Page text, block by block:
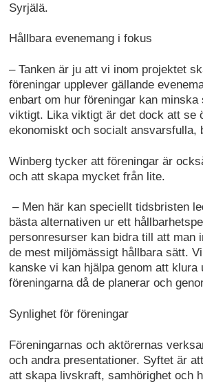
Syrjälä.
Hållbara evenemang i fokus
– Tanken är ju att vi inom projektet
föreningar upplever gällande
enbart om hur föreningar kan
viktigt. Lika viktigt är det dock att se
ekonomiskt och socialt ansvarsfulla,
Winberg tycker att föreningar är
och att skapa mycket från lite.
– Men här kan speciellt tidsbristen
bästa alternativen ur ett
personresurser kan bidra till att man
de mest miljömässigt hållbara sätt.
kanske vi kan hjälpa genom att
föreningarna då de planerar och
Synlighet för föreningar
Föreningarnas och aktörernas
och andra presentationer. Syftet är
att skapa livskraft, samhörighet och